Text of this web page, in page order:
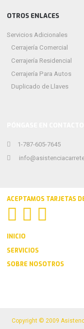
1-787-605-7645
OTROS ENLACES
Servicios Adicionales
Cerrajería Comercial
Cerrajería Residencial
Cerrajería Para Autos
Duplicado de Llaves
ACEPTAMOS TARJETAS
INICIO
SERVICIOS
SOBRE NOSOTROS
Copyright © 2009